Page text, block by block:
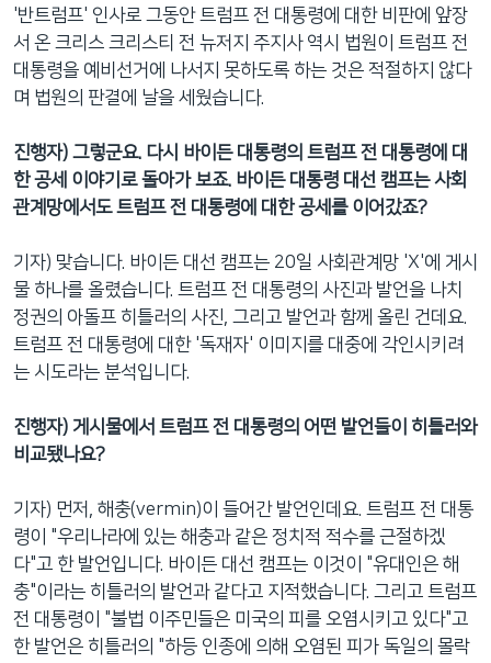
'반트럼프' 인사로 그동안 트럼프 전 대통령에 대한 비판에 앞장
서 온 크리스 크리스티 전 뉴저지 주지사 역시 법원이 트럼프 전
대통령을 예비선거에 나서지 못하도록 하는 것은 적절하지 않다
며 법원의 판결에 날을 세웠습니다.
진행자) 그렇군요. 다시 바이든 대통령의 트럼프 전 대통령에 대
한 공세 이야기로 돌아가 보죠. 바이든 대통령 대선 캠프는 사회
관계망에서도 트럼프 전 대통령에 대한 공세를 이어갔죠?
기자) 맞습니다. 바이든 대선 캠프는 20일 사회관계망 'X'에 게시
물 하나를 올렸습니다. 트럼프 전 대통령의 사진과 발언을 나치
정권의 아돌프 히틀러의 사진, 그리고 발언과 함께 올린 건데요.
트럼프 전 대통령에 대한 '독재자' 이미지를 대중에 각인시키려
는 시도라는 분석입니다.
진행자) 게시물에서 트럼프 전 대통령의 어떤 발언들이 히틀러와
비교됐나요?
기자) 먼저, 해충(vermin)이 들어간 발언인데요. 트럼프 전 대통
령이 "우리나라에 있는 해충과 같은 정치적 적수를 근절하겠
다"고 한 발언입니다. 바이든 대선 캠프는 이것이 "유대인은 해
충"이라는 히틀러의 발언과 같다고 지적했습니다. 그리고 트럼프
전 대통령이 "불법 이주민들은 미국의 피를 오염시키고 있다"고
한 발언은 히틀러의 "하등 인종에 의해 오염된 피가 독일의 몰락